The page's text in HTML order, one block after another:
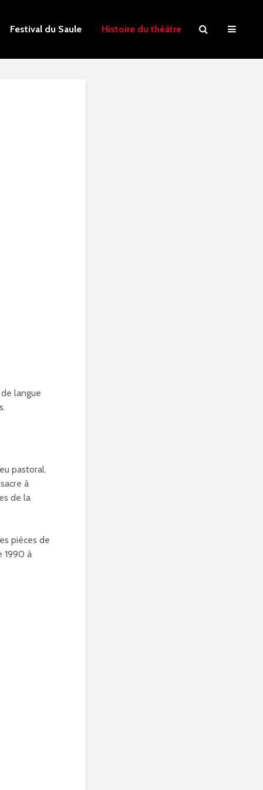
Festival du Saule Histoire du théâtre
langue
pastoral.
à
de la
pièces de
1990 à